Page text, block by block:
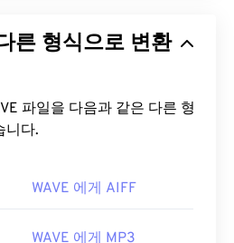
른 형식으로 변환
니다.
WAVE 에게 AIFF
WAVE 에게 MP3